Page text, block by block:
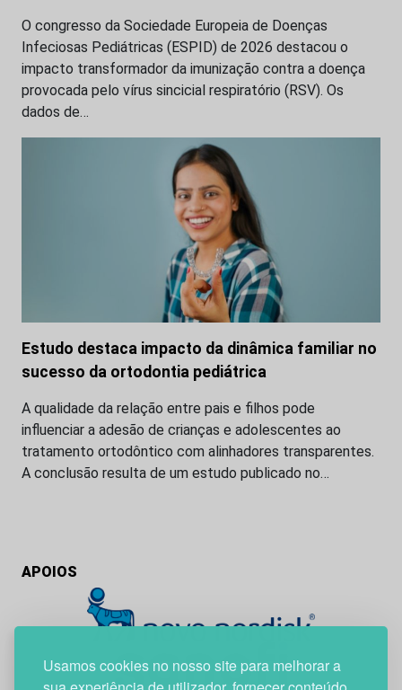
Usamos cookies no nosso site para melhorar a
O congresso da Sociedade Europeia de Doenças
Infeciosas Pediátricas (ESPID) de 2026 destacou o
impacto transformador da imunização contra a doença
provocada pelo vírus sincicial respiratório (RSV). Os
dados de…
Estudo destaca impacto da dinâmica familiar no
sucesso da ortodontia pediátrica
A qualidade da relação entre pais e filhos pode
influenciar a adesão de crianças e adolescentes ao
tratamento ortodôntico com alinhadores transparentes.
A conclusão resulta de um estudo publicado no…
APOIOS